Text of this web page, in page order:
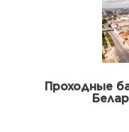
Проходные